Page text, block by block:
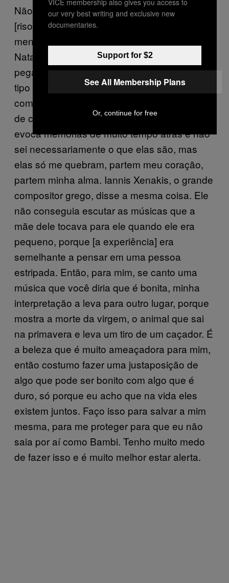
Não sei, acho que o que eu faço entretém
[risos]. Me sinto muito mal, física e
mentalmente, quando ouço músicas de
Natal. Fico muito irritada, me dá vontade de
pegar uma espingarda quando ouço esse
tipo de música. E os musicais da Broadway
com as suas músicas sentimentais, esse tipo
de coisa é aterrorizante para mim, porque
evoca memórias de muito tempo atrás e não
sei necessariamente o que elas são, mas
elas só me quebram, partem meu coração,
partem minha alma. Iannis Xenakis, o grande
compositor grego, disse a mesma coisa. Ele
não conseguia escutar as músicas que a
mãe dele tocava para ele quando ele era
pequeno, porque [a experiência] era
semelhante a pensar em uma pessoa
estripada. Então, para mim, se canto uma
música que você diria que é bonita, minha
interpretação a leva para outro lugar, porque
mostra a morte da virgem, o animal que sai
na primavera e leva um tiro de um caçador. É
a beleza que é muito ameaçadora para mim,
então costumo fazer uma justaposição de
algo que pode ser bonito com algo que é
duro, só porque eu acho que na vida eles
existem juntos. Faço isso para salvar a mim
mesma, para me proteger para que eu não
saia por aí como Bambi. Tenho muito medo
de fazer isso e é muito melhor estar alerta.
our very best writing and exclusive new
documentaries.
Support for $2
See All Membership Plans
Or, continue for free